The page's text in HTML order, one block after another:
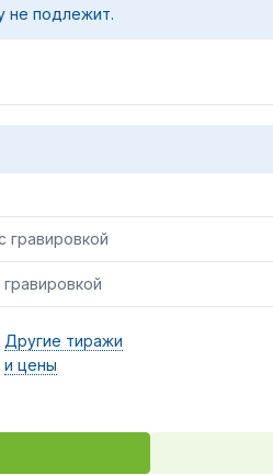
не подлежит.
гравировкой
Другие тиражи
и цены